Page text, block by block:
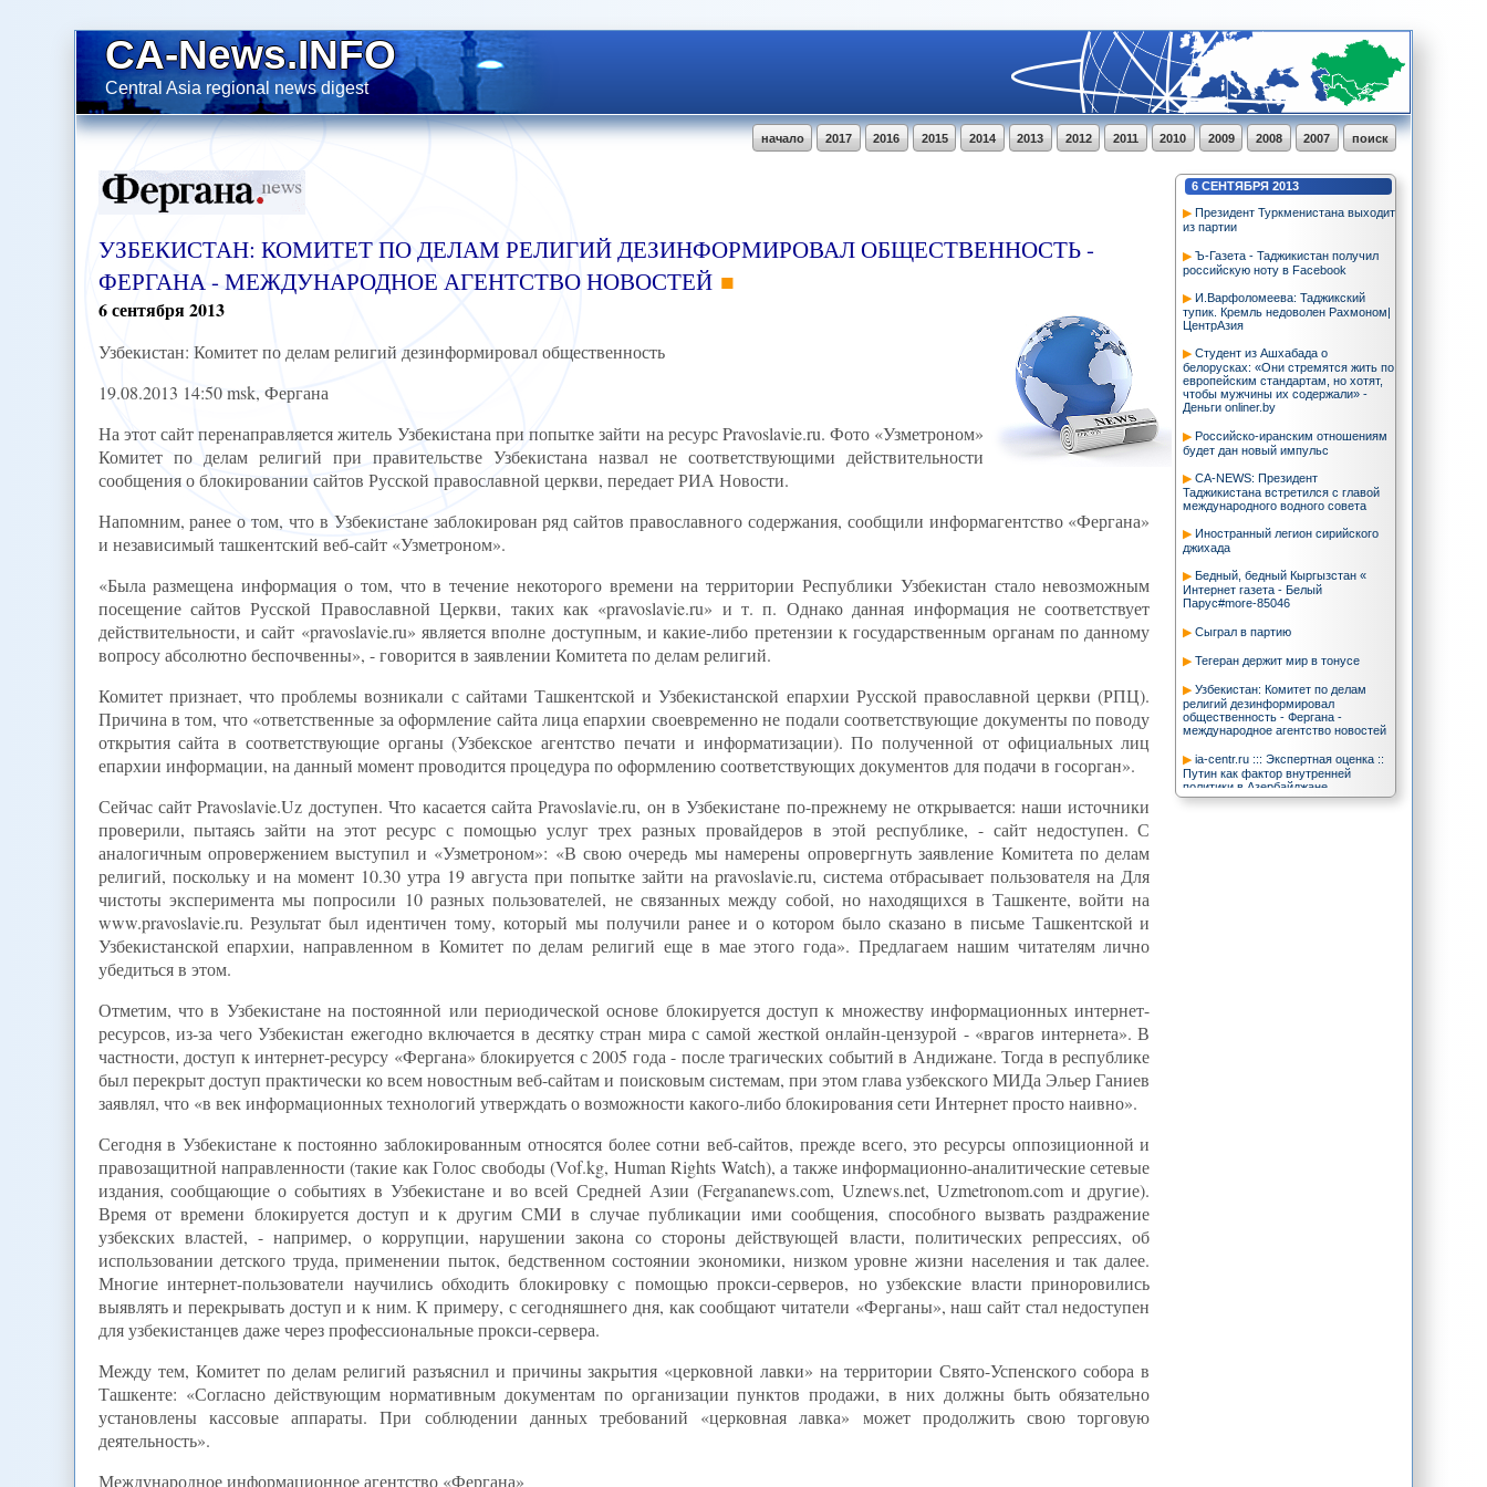
CA-News.INFO
Central Asia regional news digest
поиск
2007
2008
2009
2010
2011
2012
2013
2014
2015
2016
2017
начало
6 СЕНТЯБРЯ 2013
Президент Туркменистана выходит
из партии
Ъ-Газета - Таджикистан получил
российскую ноту в Facebook
И.Варфоломеева: Таджикский
тупик. Кремль недоволен Рахмоном|
ЦентрАзия
Студент из Ашхабада о
белорусках: «Они стремятся жить по
европейским стандартам, но хотят,
чтобы мужчины их содержали» -
Деньги onliner.by
Российско-иранским отношениям
будет дан новый импульс
CA-NEWS: Президент
Таджикистана встретился с главой
международного водного совета
Иностранный легион сирийского
джихада
Бедный, бедный Кыргызстан «
Интернет газета - Белый
Парус#more-85046
Сыграл в партию
Тегеран держит мир в тонусе
Узбекистан: Комитет по делам
религий дезинформировал
общественность - Фергана -
международное агентство новостей
ia-centr.ru ::: Экспертная оценка ::
Путин как фактор внутренней
политики в Азербайджане
УЗБЕКИСТАН: КОМИТЕТ ПО ДЕЛАМ РЕЛИГИЙ ДЕЗИНФОРМИРОВАЛ ОБЩЕСТВЕННОСТЬ -
ФЕРГАНА - МЕЖДУНАРОДНОЕ АГЕНТСТВО НОВОСТЕЙ
6сентября2013
Узбекистан: Комитет по делам религий дезинформировал общественность
19.08.2013 14:50 msk, Фергана
На этот сайт перенаправляется житель Узбекистана при попытке зайти на ресурс Pravoslavie.ru. Фото «Узметроном»
Комитет по делам религий при правительстве Узбекистана назвал не соответствующими действительности
сообщения о блокировании сайтов Русской православной церкви, передает РИА Новости.
Напомним, ранее о том, что в Узбекистане заблокирован ряд сайтов православного содержания, сообщили информагентство «Фергана»
и независимый ташкентский веб-сайт «Узметроном».
«Была размещена информация о том, что в течение некоторого времени на территории Республики Узбекистан стало невозможным
посещение сайтов Русской Православной Церкви, таких как «pravoslavie.ru» и т. п. Однако данная информация не соответствует
действительности, и сайт «pravoslavie.ru» является вполне доступным, и какие-либо претензии к государственным органам по данному
вопросу абсолютно беспочвенны», - говорится в заявлении Комитета по делам религий.
Комитет признает, что проблемы возникали с сайтами Ташкентской и Узбекистанской епархии Русской православной церкви (РПЦ).
Причина в том, что «ответственные за оформление сайта лица епархии своевременно не подали соответствующие документы по поводу
открытия сайта в соответствующие органы (Узбекское агентство печати и информатизации). По полученной от официальных лиц
епархии информации, на данный момент проводится процедура по оформлению соответствующих документов для подачи в госорган».
Сейчас сайт Pravoslavie.Uz доступен. Что касается сайта Рravoslavie.ru, он в Узбекистане по-прежнему не открывается: наши источники
проверили, пытаясь зайти на этот ресурс с помощью услуг трех разных провайдеров в этой республике, - сайт недоступен. С
аналогичным опровержением выступил и «Узметроном»: «В свою очередь мы намерены опровергнуть заявление Комитета по делам
религий, поскольку и на момент 10.30 утра 19 августа при попытке зайти на pravoslavie.ru, система отбрасывает пользователя на Для
чистоты эксперимента мы попросили 10 разных пользователей, не связанных между собой, но находящихся в Ташкенте, войти на
www.pravoslavie.ru. Результат был идентичен тому, который мы получили ранее и о котором было сказано в письме Ташкентской и
Узбекистанской епархии, направленном в Комитет по делам религий еще в мае этого года». Предлагаем нашим читателям лично
убедиться в этом.
Отметим, что в Узбекистане на постоянной или периодической основе блокируется доступ к множеству информационных интернет-
ресурсов, из-за чего Узбекистан ежегодно включается в десятку стран мира с самой жесткой онлайн-цензурой - «врагов интернета». В
частности, доступ к интернет-ресурсу «Фергана» блокируется с 2005 года - после трагических событий в Андижане. Тогда в республике
был перекрыт доступ практически ко всем новостным веб-сайтам и поисковым системам, при этом глава узбекского МИДа Эльер Ганиев
заявлял, что «в век информационных технологий утверждать о возможности какого-либо блокирования сети Интернет просто наивно».
Сегодня в Узбекистане к постоянно заблокированным относятся более сотни веб-сайтов, прежде всего, это ресурсы оппозиционной и
правозащитной направленности (такие как Голос свободы (Vof.kg, Human Rights Watch), а также информационно-аналитические сетевые
издания, сообщающие о событиях в Узбекистане и во всей Средней Азии (Fergananews.com, Uznews.net, Uzmetronom.com и другие).
Время от времени блокируется доступ и к другим СМИ в случае публикации ими сообщения, способного вызвать раздражение
узбекских властей, - например, о коррупции, нарушении закона со стороны действующей власти, политических репрессиях, об
использовании детского труда, применении пыток, бедственном состоянии экономики, низком уровне жизни населения и так далее.
Многие интернет-пользователи научились обходить блокировку с помощью прокси-серверов, но узбекские власти приноровились
выявлять и перекрывать доступ и к ним. К примеру, с сегодняшнего дня, как сообщают читатели «Ферганы», наш сайт стал недоступен
для узбекистанцев даже через профессиональные прокси-сервера.
Между тем, Комитет по делам религий разъяснил и причины закрытия «церковной лавки» на территории Свято-Успенского собора в
Ташкенте: «Согласно действующим нормативным документам по организации пунктов продажи, в них должны быть обязательно
установлены кассовые аппараты. При соблюдении данных требований «церковная лавка» может продолжить свою торговую
деятельность».
Международное информационное агентство «Фергана»